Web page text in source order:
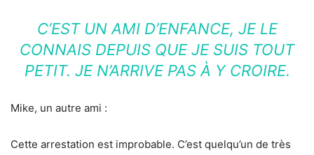
C’EST UN AMI D’ENFANCE, JE LE
CONNAIS DEPUIS QUE JE SUIS TOUT
PETIT. JE N’ARRIVE PAS À Y CROIRE.
Mike, un autre ami :
Cette arrestation est improbable. C’est quelqu’un de très